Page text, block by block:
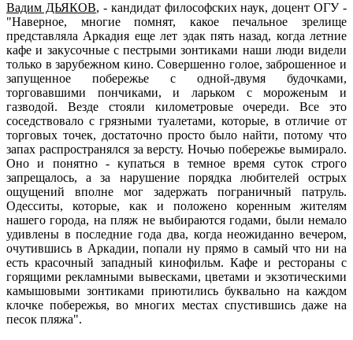
Вадим ДЬЯКОВ, - кандидат философских наук, доцент ОГУ -
"Наверное, многие помнят, какое печальное зрелище
представляла Аркадия еще лет эдак пять назад, когда летние
кафе и закусочные с пестрыми зонтиками наши люди видели
только в зарубежном кино. Совершенно голое, заброшенное и
запущенное побережье с одной-двумя будочками,
торговавшими пончиками, и ларьком с мороженым и
газводой. Везде стояли километровые очереди. Все это
соседствовало с грязными туалетами, которые, в отличие от
торговых точек, достаточно просто было найти, потому что
запах распространялся за версту. Ночью побережье вымирало.
Оно и понятно - купаться в темное время суток строго
запрещалось, а за нарушение порядка любителей острых
ощущений вполне мог задержать пограничный патруль.
Одесситы, которые, как и положено коренным жителям
нашего города, на пляж не выбираются годами, были немало
удивлены в последние года два, когда неожиданно вечером,
очутившись в Аркадии, попали ну прямо в самый что ни на
есть красочный западный кинофильм. Кафе и рестораны с
горящими рекламными вывесками, цветами и экзотическими
камышовыми зонтиками приютились буквально на каждом
клочке побережья, во многих местах спустившись даже на
песок пляжа".